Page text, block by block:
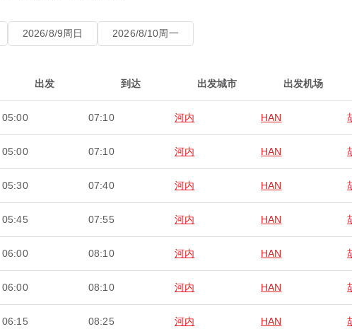
2026/8/9周日 2026/8/10周一
出发 到达 出发城市 出发机场
05:00 07:10 河内 HAN
05:00 07:10 河内 HAN
05:30 07:40 河内 HAN
05:45 07:55 河内 HAN
06:00 08:10 河内 HAN
06:00 08:10 河内 HAN
06:15 08:25 河内 HAN